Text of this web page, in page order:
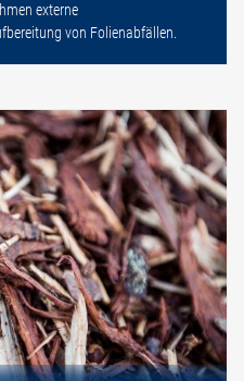
externe
von Folienabfällen.